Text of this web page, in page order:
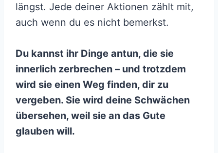
längst. Jede deiner Aktionen zählt mit,
auch wenn du es nicht bemerkst.
Du kannst ihr Dinge antun, die sie
innerlich zerbrechen – und trotzdem
wird sie einen Weg finden, dir zu
vergeben. Sie wird deine Schwächen
übersehen, weil sie an das Gute
glauben will.